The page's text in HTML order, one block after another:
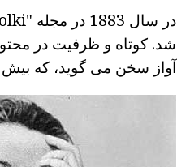
شد. کوتاه و ظرفیت در
آواز سخن می گوید، که بیش